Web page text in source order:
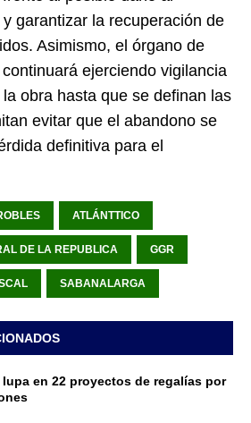
garantizar la recuperación de
Asimismo, el órgano de
ejerciendo vigilancia
obra hasta que se definan las
evitar que el abandono se
definitiva para el
ATLÁNTTICO
DE LA REPUBLICA GGR
SABANALARGA
en 22 proyectos de regalías por